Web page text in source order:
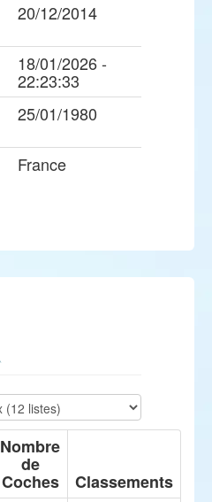
20/12/2014
18/01/2026 -
22:23:33
25/01/1980
France
Nombre
de
Coches Classements